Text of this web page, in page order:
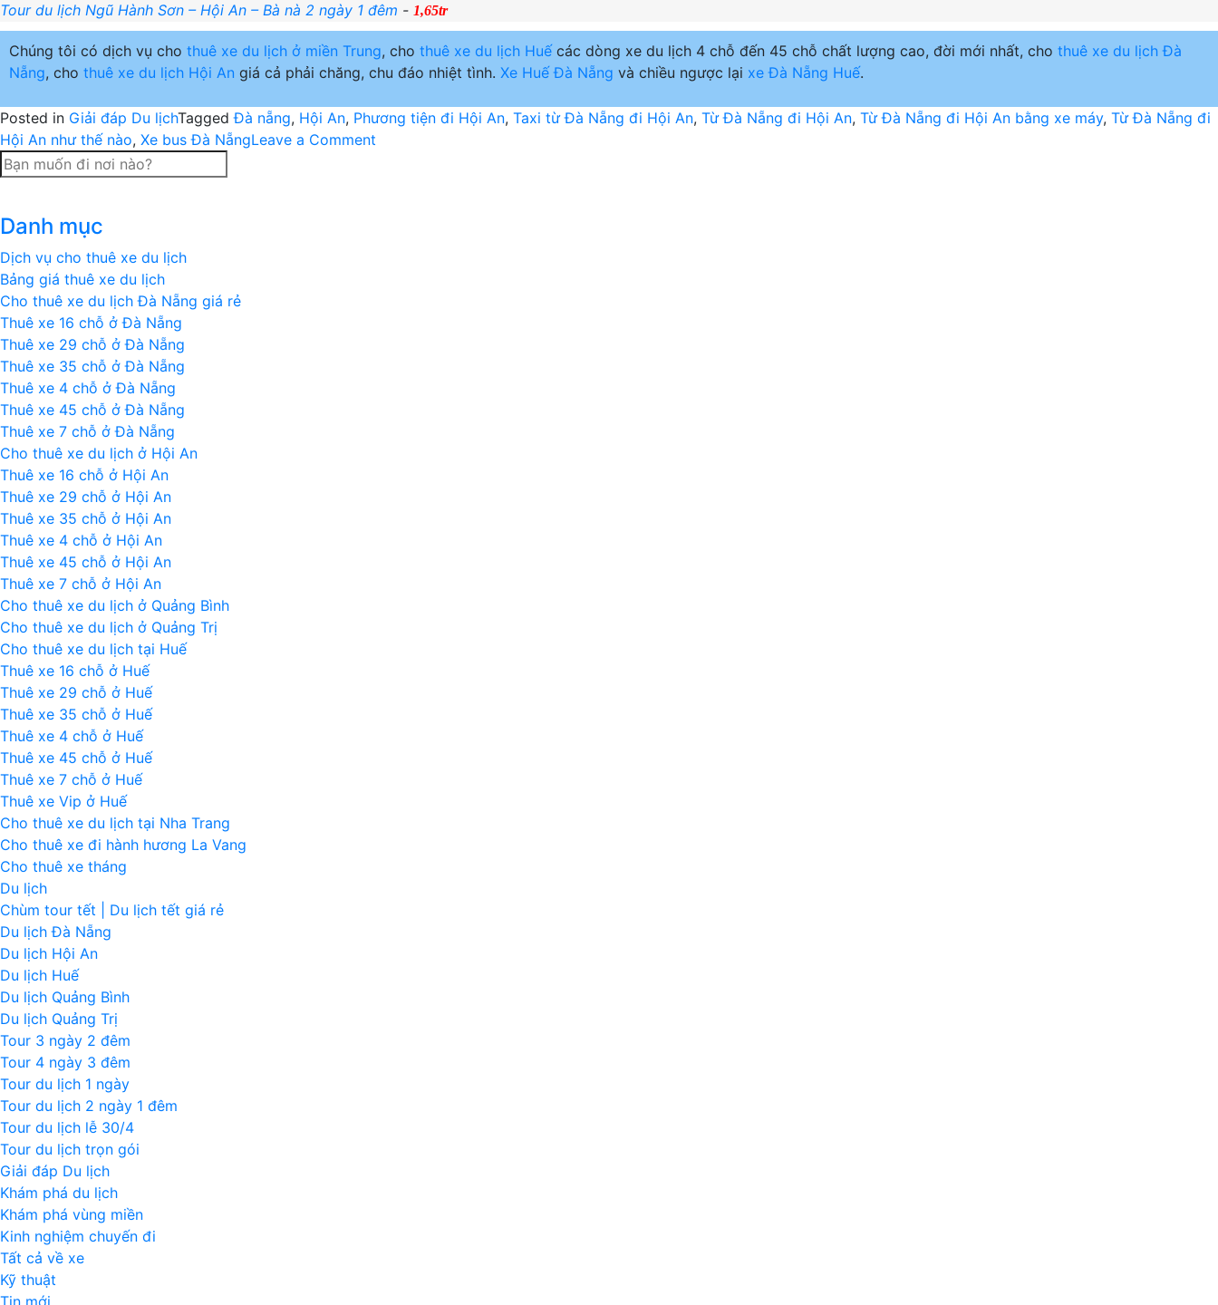
Tour du lịch Ngũ Hành Sơn – Hội An – Bà nà 2 ngày 1 đêm - 1,65tr
Chúng tôi có dịch vụ cho thuê xe du lịch ở miền Trung, cho thuê xe du lịch Huếcác dòng xe du lịch 4 chỗ đến 45 chỗ chất lượng cao, đời mới nhất, cho thuê xe du lịch Đà
Nẵng, cho thuê xe du lịch Hội An giá cả phải chăng, chu đáo nhiệt tình. Xe Huế Đà Nẵng và chiều ngược lại xe Đà Nẵng Huế.
Posted in Giải đáp Du lịchTaggedĐà nẵng, Hội An, Phương tiện đi Hội An, Taxi từ Đà Nẵng đi Hội An, Từ Đà Nẵng đi Hội An, Từ Đà Nẵng đi Hội An bằng xe máy, Từ Đà Nẵng đi
Hội An như thế nào, Xe bus Đà NẵngLeave a Comment
Danh mục
Dịch vụ cho thuê xe du lịch
Bảng giá thuê xe du lịch
Cho thuê xe du lịch Đà Nẵng giá rẻ
Thuê xe 16 chỗ ở Đà Nẵng
Thuê xe 29 chỗ ở Đà Nẵng
Thuê xe 35 chỗ ở Đà Nẵng
Thuê xe 4 chỗ ở Đà Nẵng
Thuê xe 45 chỗ ở Đà Nẵng
Thuê xe 7 chỗ ở Đà Nẵng
Cho thuê xe du lịch ở Hội An
Thuê xe 16 chỗ ở Hội An
Thuê xe 29 chỗ ở Hội An
Thuê xe 35 chỗ ở Hội An
Thuê xe 4 chỗ ở Hội An
Thuê xe 45 chỗ ở Hội An
Thuê xe 7 chỗ ở Hội An
Cho thuê xe du lịch ở Quảng Bình
Cho thuê xe du lịch ở Quảng Trị
Cho thuê xe du lịch tại Huế
Thuê xe 16 chỗ ở Huế
Thuê xe 29 chỗ ở Huế
Thuê xe 35 chỗ ở Huế
Thuê xe 4 chỗ ở Huế
Thuê xe 45 chỗ ở Huế
Thuê xe 7 chỗ ở Huế
Thuê xe Vip ở Huế
Cho thuê xe du lịch tại Nha Trang
Cho thuê xe đi hành hương La Vang
Cho thuê xe tháng
Du lịch
Chùm tour tết | Du lịch tết giá rẻ
Du lịch Đà Nẵng
Du lịch Hội An
Du lịch Huế
Du lịch Quảng Bình
Du lịch Quảng Trị
Tour 3 ngày 2 đêm
Tour 4 ngày 3 đêm
Tour du lịch 1 ngày
Tour du lịch 2 ngày 1 đêm
Tour du lịch lễ 30/4
Tour du lịch trọn gói
Giải đáp Du lịch
Khám phá du lịch
Khám phá vùng miền
Kinh nghiệm chuyến đi
Tất cả về xe
Kỹ thuật